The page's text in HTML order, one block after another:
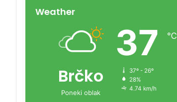
Weather
Brčko
Poneki oblak
37 ℃
37º - 26º
28%
4.74 km/h